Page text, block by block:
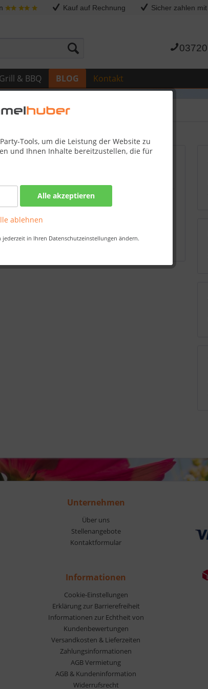
Kauf auf Rechnung Sicher zahlen mit
Grill & BBQ BLOG Kontakt
Tools, um die Leistung der Website zu
und Ihnen Inhalte bereitzustellen, die für
Alle akzeptieren
ablehnen
in Ihren Datenschutzeinstellungen ändern.
bei Demmelhuber
Strand oder im eigenen Garten?
Holzmöbel
Unternehmen
Über uns
Stellenangebote
Kontaktformular
Informationen
Cookie-Einstellungen
Erklärung zur Barrierefreiheit
Informationen zur Echtheit von
Kundenbewertungen
Versandkosten & Lieferzeiten
Zahlungsinformationen
AGB Vermietung
AGB & Kundeninformation
Widerrufsrecht